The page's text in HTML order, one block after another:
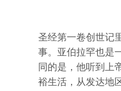
圣经第一卷创世记
事。亚伯拉罕也是
同的是，他听到上
裕生活，从发达地